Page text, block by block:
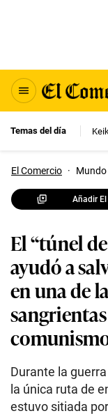
Temas del día
El Comercio · Mundo
Añadir
El “túnel
ayudó a
en una de
Durante la
la única ruta de
estuvo sitiada